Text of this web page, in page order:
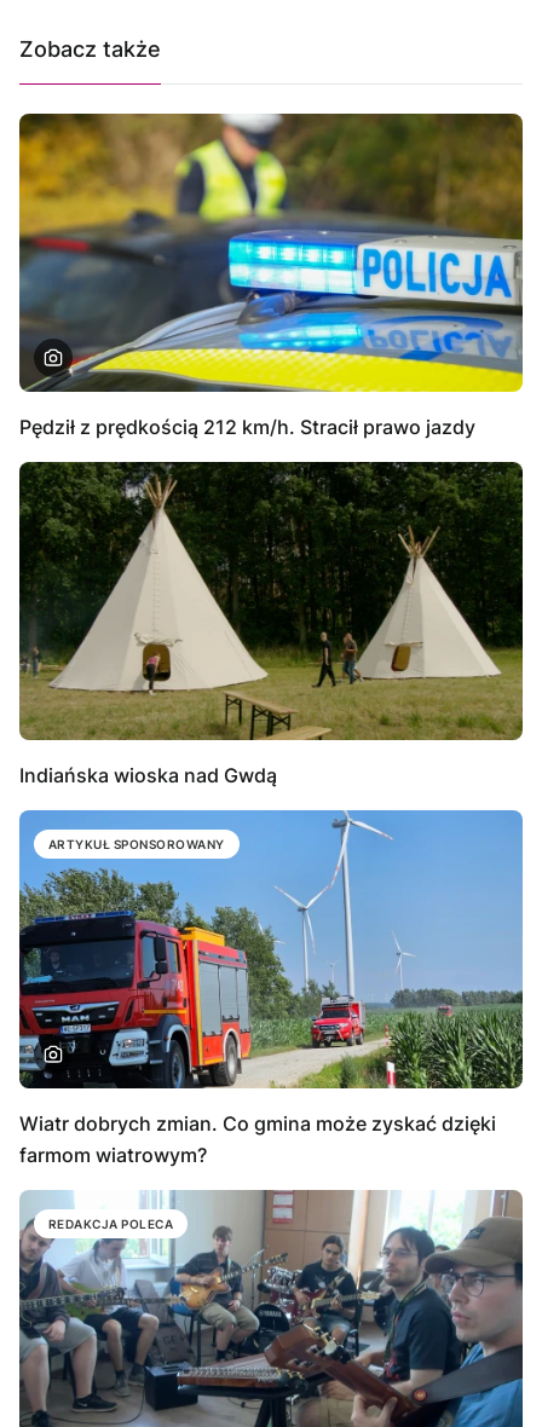
Zobacz także
Pędził z prędkością 212 km/h. Stracił prawo jazdy
Indiańska wioska nad Gwdą
ARTYKUŁ SPONSOROWANY
Wiatr dobrych zmian. Co gmina może zyskać dzięki
farmom wiatrowym?
REDAKCJA POLECA